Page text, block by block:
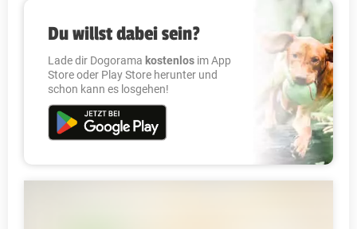
Du willst dabei sein?
Lade dir Dogorama kostenlos im App
Store oder Play Store herunter und
schon kann es losgehen!